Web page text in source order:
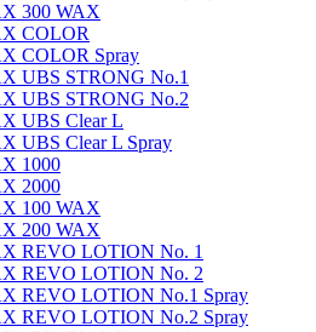
300 WAX
COLOR
COLOR Spray
UBS STRONG No.1
UBS STRONG No.2
UBS Clear L
UBS Clear L Spray
1000
2000
100 WAX
200 WAX
REVO LOTION No. 1
REVO LOTION No. 2
REVO LOTION No.1 Spray
REVO LOTION No.2 Spray